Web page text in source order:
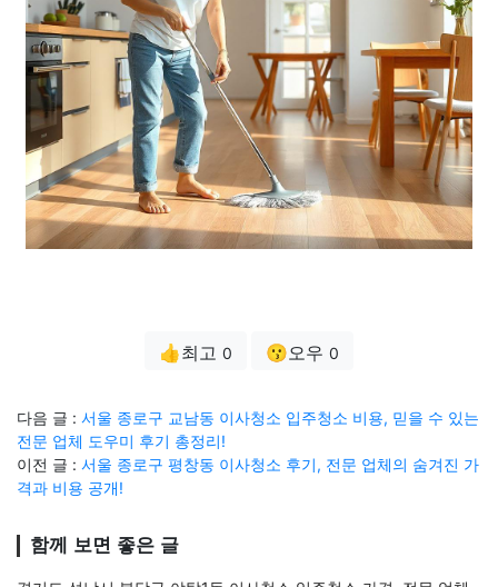
👍최고 0 😗오우 0
다음 글 : 서울 종로구 교남동 이사청소 입주청소 비용, 믿을 수 있는
전문 업체 도우미 후기 총정리!
이전 글 : 서울 종로구 평창동 이사청소 후기, 전문 업체의 숨겨진 가
격과 비용 공개!
함께 보면 좋은 글